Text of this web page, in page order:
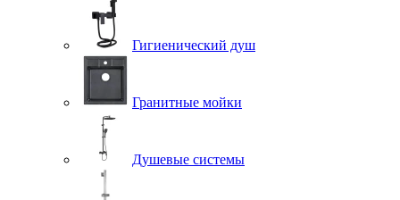
Гигиенический душ
Гранитные мойки
Душевые системы